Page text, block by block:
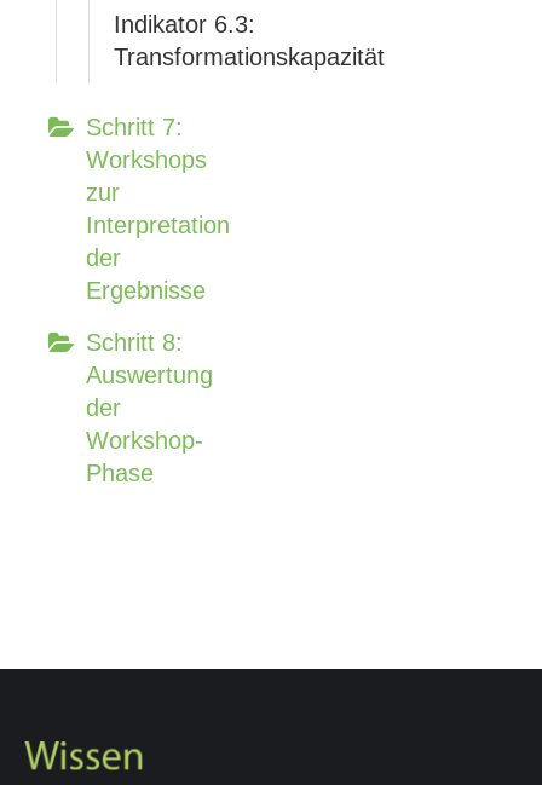
Indikator 6.3:
Transformationskapazität
Schritt 7:
Workshops
zur
Interpretation
der
Ergebnisse
Schritt 8:
Auswertung
der
Workshop-
Phase